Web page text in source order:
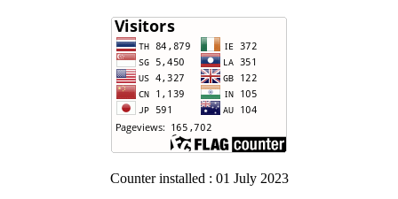
Counter installed : 01 July 2023